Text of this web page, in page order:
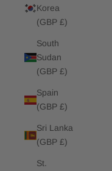
Korea
(GBP £)
South
Sudan
(GBP £)
Spain
(GBP £)
Sri Lanka
(GBP £)
St.